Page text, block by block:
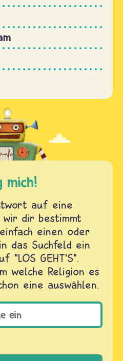
mich!
auf eine
wir dir bestimmt
einen oder
das Suchfeld ein
"LOS GEHT'S".
welche Religion es
eine auswählen.